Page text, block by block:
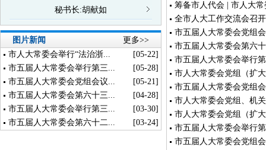
秘书长:胡献如
图片新闻
更多>>
市人大常委会举行“法治浙...
[05-22]
市五届人大常委会举行第三...
[05-28]
市五届人大常委会党组会议...
[05-21]
市五届人大常委会第六十三...
[04-28]
市五届人大常委会举行第三...
[03-30]
市五届人大常委会第六十二...
[03-24]
筹备市人代会 | 市人大
全市人大工作交流会召开
市五届人大常委会党组
市五届人大常委会第六
市五届人大常委会举行
市人大常委会党组（扩
市五届人大常委会党组
市人大常委会党组、机
市人大常委会党组（扩
市五届人大常委会举行
市五届人大常委会党组